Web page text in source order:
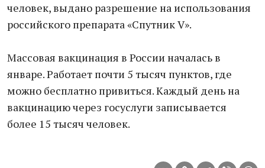
человек, выдано разрешение на использования
российского препарата «Спутник V».
Массовая вакцинация в России началась в
январе. Работает почти 5 тысяч пунктов, где
можно бесплатно привиться. Каждый день на
вакцинацию через госуслуги записывается
более 15 тысяч человек.